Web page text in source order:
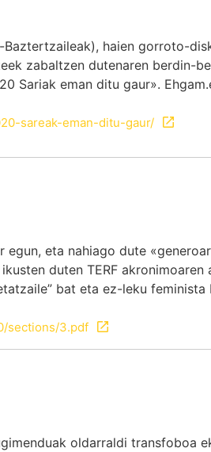
Baztertzaileak), haien gorroto-
zabaltzen dutenaren berdin-
Sariak eman ditu gaur».
sareak-eman-ditu-gaur/
eta nahiago dute
duten TERF akronimoaren
bat eta ez-leku
sections/3.pdf
oldarraldi transfoboa